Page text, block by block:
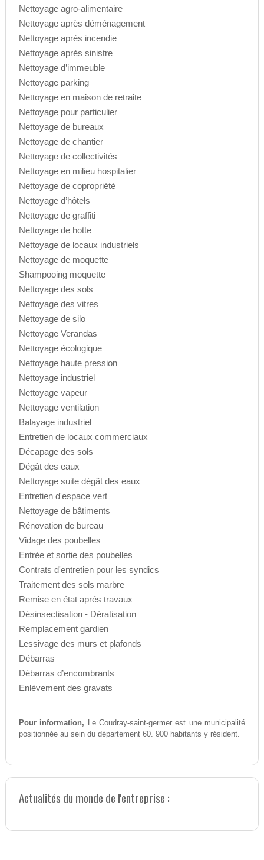
Nettoyage agro-alimentaire
Nettoyage après déménagement
Nettoyage après incendie
Nettoyage après sinistre
Nettoyage d’immeuble
Nettoyage parking
Nettoyage en maison de retraite
Nettoyage pour particulier
Nettoyage de bureaux
Nettoyage de chantier
Nettoyage de collectivités
Nettoyage en milieu hospitalier
Nettoyage de copropriété
Nettoyage d’hôtels
Nettoyage de graffiti
Nettoyage de hotte
Nettoyage de locaux industriels
Nettoyage de moquette
Shampooing moquette
Nettoyage des sols
Nettoyage des vitres
Nettoyage de silo
Nettoyage Verandas
Nettoyage écologique
Nettoyage haute pression
Nettoyage industriel
Nettoyage vapeur
Nettoyage ventilation
Balayage industriel
Entretien de locaux commerciaux
Décapage des sols
Dégât des eaux
Nettoyage suite dégât des eaux
Entretien d'espace vert
Nettoyage de bâtiments
Rénovation de bureau
Vidage des poubelles
Entrée et sortie des poubelles
Contrats d'entretien pour les syndics
Traitement des sols marbre
Remise en état aprés travaux
Désinsectisation - Dératisation
Remplacement gardien
Lessivage des murs et plafonds
Débarras
Débarras d’encombrants
Enlèvement des gravats
Pour information, Le Coudray-saint-germer est une municipalité
positionnée au sein du département 60. 900 habitants y résident.
Actualités du monde de l'entreprise :